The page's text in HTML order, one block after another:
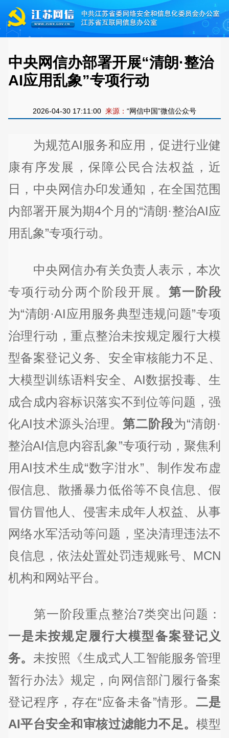
中央网信办部署开展“清朗·整治
AI应用乱象”专项行动
2026-04-30 17:11:00 来源： “网信中国”微信公众号
为规范AI服务和应用，促进行业健
康有序发展，保障公民合法权益，近
日，中央网信办印发通知，在全国范围
内部署开展为期4个月的“清朗·整治AI应
用乱象”专项行动。
中央网信办有关负责人表示，本次
专项行动分两个阶段开展。 第一阶段
为“清朗·AI应用服务典型违规问题”专项
治理行动，重点整治未按规定履行大模
型备案登记义务、安全审核能力不足、
大模型训练语料安全、AI数据投毒、生
成合成内容标识落实不到位等问题，强
化AI技术源头治理。第二阶段为“清朗·
整治AI信息内容乱象”专项行动，聚焦利
用AI技术生成“数字泔水”、制作发布虚
假信息、散播暴力低俗等不良信息、假
冒仿冒他人、侵害未成年人权益、从事
网络水军活动等问题，坚决清理违法不
良信息，依法处置处罚违规账号、MCN
机构和网站平台。
第一阶段重点整治7类突出问题：
一是未按规定履行大模型备案登记义
务。 未按照《生成式人工智能服务管理
暂行办法》规定，向网信部门履行备案
登记程序，存在“应备未备”情形。二是
AI平台安全和审核过滤能力不足。 模型